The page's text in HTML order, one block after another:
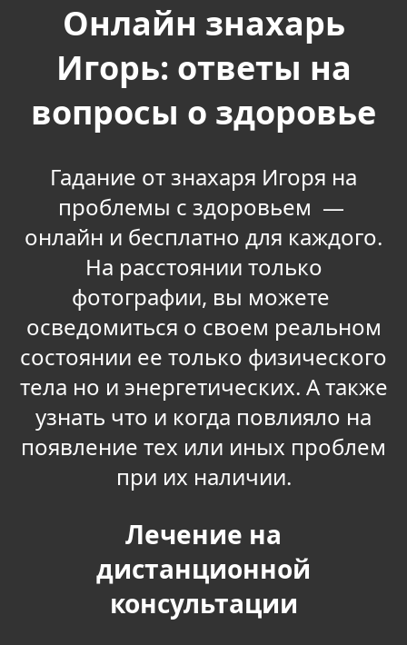
Онлайн знахарь
Игорь: ответы на
вопросы о здоровье
Гадание от знахаря Игоря на
проблемы с здоровьем —
онлайн и бесплатно для каждого.
На расстоянии только
фотографии, вы можете
осведомиться о своем реальном
состоянии ее только физического
тела но и энергетических. А также
узнать что и когда повлияло на
появление тех или иных проблем
при их наличии.
Лечение на
дистанционной
консультации